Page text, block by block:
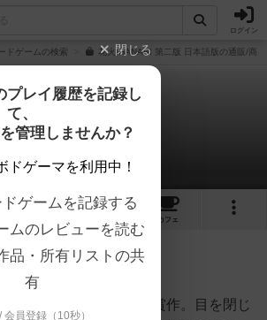
ログイン
ドゲームの検索 花火/HANABI 第二版 日本語版の通販/商
花火
1件のルール/インスト
2 57
カフェ
イツ年間ゲーム大賞受賞作。目を閉じ
閉じる
プレイ履歴を記録し
て、
管理しませんか？
ドゲーマを利用中！
ゲームを記録する
ムのレビューを読む
品・所有リストの共
有
会員登録（10秒）